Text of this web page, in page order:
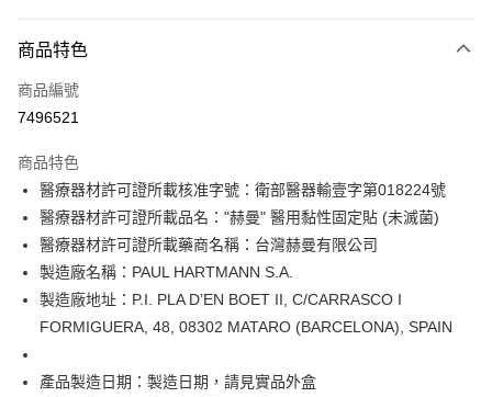
信用卡一次付款
信用卡分期付款
合作金庫商業銀行
華南商業銀行
彰化商業銀行
上海商業儲蓄銀行
台北富邦商業銀行
國泰世華商業銀行
兆豐國際商業銀行
臺灣中小企業銀行
台中商業銀行
匯豐（台灣）商業銀行
聯邦商業銀行
遠東國際商業銀行
元大商業銀行
永豐商業銀行
台新國際商業銀行
中國信託商業銀行
6 期 0 利率 每期
華南商業銀行
彰化商業銀行
上海商業儲蓄銀行
台北富邦商業銀行
國泰世華商業銀行
兆豐國際商業銀行
臺灣中小企業銀行
台中商業銀行
匯豐（台灣）商業銀行
華泰商業銀行
玉山商業銀行
星展（台灣）商業銀行
LINE Pay
Apple Pay
街口支付
悠遊付
Google Pay
商品特色
商品編號
7496521
商品特色
醫療器材許可證所載核准字號：衛部醫器輸壹字第018224號
醫療器材許可證所載品名："赫曼" 醫用黏性固定貼 (未滅菌)
醫療器材許可證所載藥商名稱：台灣赫曼有限公司
製造廠名稱：PAUL HARTMANN S.A.
製造廠地址：P.I. PLA D’EN BOET II, C/CARRASCO I
FORMIGUERA, 48, 08302 MATARO (BARCELONA), SPAIN
產品製造日期：製造日期，請見實品外盒